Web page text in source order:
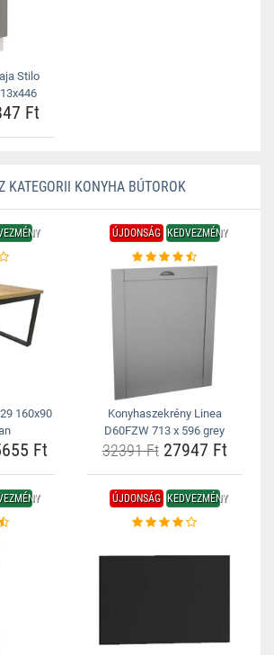
Stilo
Ft
KATEGORII KONYHA BÚTOROK
160x90
Ft
ÚJDONSÁG KEDVEZMÉNY
Konyhaszekrény Linea
D60FZW 713 x 596 grey
32391 Ft27947 Ft
ÚJDONSÁG KEDVEZMÉNY